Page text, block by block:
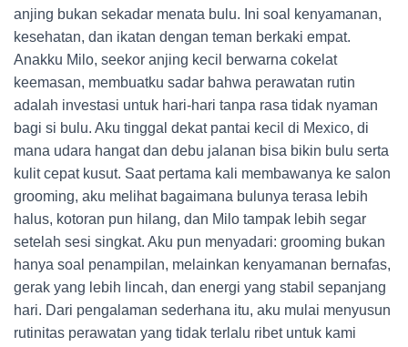
anjing bukan sekadar menata bulu. Ini soal kenyamanan,
kesehatan, dan ikatan dengan teman berkaki empat.
Anakku Milo, seekor anjing kecil berwarna cokelat
keemasan, membuatku sadar bahwa perawatan rutin
adalah investasi untuk hari-hari tanpa rasa tidak nyaman
bagi si bulu. Aku tinggal dekat pantai kecil di Mexico, di
mana udara hangat dan debu jalanan bisa bikin bulu serta
kulit cepat kusut. Saat pertama kali membawanya ke salon
grooming, aku melihat bagaimana bulunya terasa lebih
halus, kotoran pun hilang, dan Milo tampak lebih segar
setelah sesi singkat. Aku pun menyadari: grooming bukan
hanya soal penampilan, melainkan kenyamanan bernafas,
gerak yang lebih lincah, dan energi yang stabil sepanjang
hari. Dari pengalaman sederhana itu, aku mulai menyusun
rutinitas perawatan yang tidak terlalu ribet untuk kami